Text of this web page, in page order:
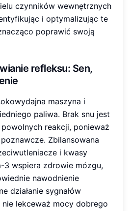
czynników wewnętrznych
i optymalizując te
poprawić swoją
refleksu: Sen,
maszyna i
paliwa. Brak snu jest
reakcji, ponieważ
Zbilansowana
i kwasy
3 wspiera zdrowie mózgu,
nawodnienie
działanie sygnałów
lekceważ mocy dobrego